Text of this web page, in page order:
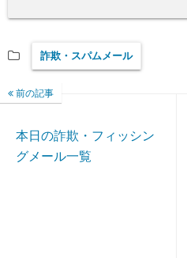
詐欺・スパムメール
前の記事
本日の詐欺・フィッシン
グメール一覧